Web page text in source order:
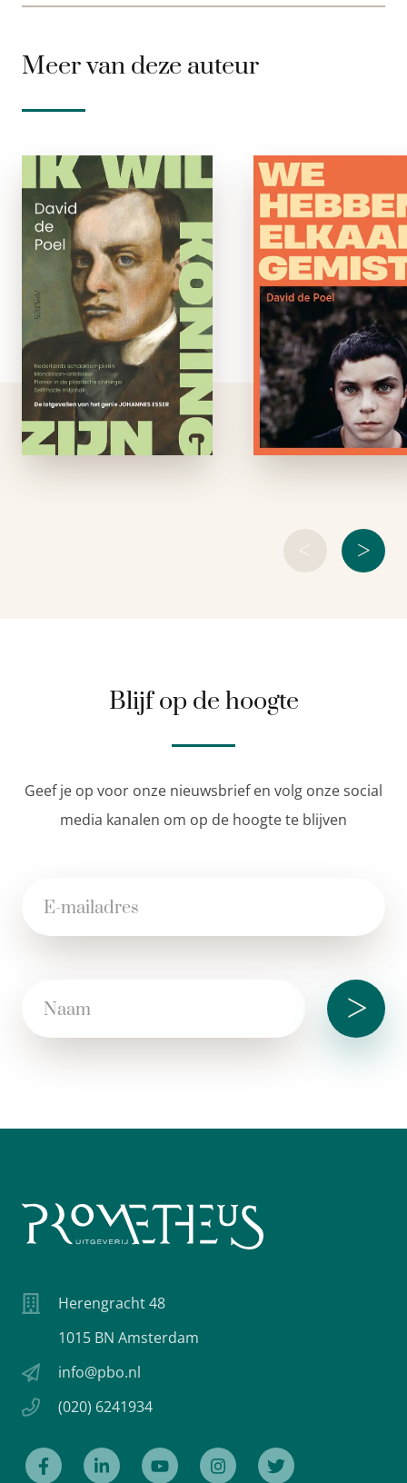
Meer van deze auteur
< >
Ik wil koning
zijn
e-boek
Johannes Esser (1877-
1946) hoort thuis in
het rijtje Albert
Einstein, Hugo de
Vries en Wilhelm
Röntgen. Hij was
Nederlands
schaakkampioen,
Mondriaan-
ontdekker, pionier in
We
elkaar
e-boek
Na het
overlijden van
moeder blijft
zesjarige
met zijn vader
Al snel meldt
een nieuwe
Op het eerste
lijkt er weinig
Blijf op de hoogte
Geef je op voor onze nieuwsbrief en volg onze social
media kanalen om op de hoogte te blijven
>
Herengracht 48
1015 BN Amsterdam
info@pbo.nl
(020) 6241934